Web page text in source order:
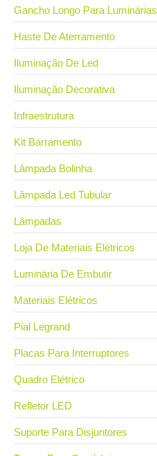
Gancho Longo Para Luminárias
Haste De Aterramento
Iluminação De Led
Iluminação Decorativa
Infraestrutura
Kit Barramento
Lâmpada Bolinha
Lâmpada Led Tubular
Lâmpadas
Loja De Materiais Elétricos
Luminária De Embutir
Materiais Elétricos
Pial Legrand
Placas Para Interruptores
Quadro Elétrico
Refletor LED
Suporte Para Disjuntores